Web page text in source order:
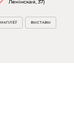
Ленінская, 37)
МАГІЛЁЎ ВЫСТАВЫ